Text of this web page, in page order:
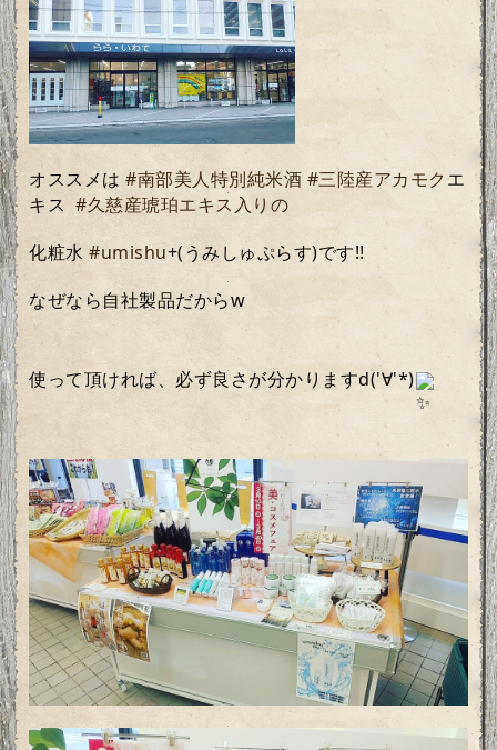
オススメは #南部美人特別純米酒 #三陸産アカモクエ
キス #久慈産琥珀エキス入りの
化粧水 #umishu+(うみしゅぷらす)です!!
なぜなら自社製品だから‪w
使って頂ければ、必ず良さが分かりますd('∀'*)